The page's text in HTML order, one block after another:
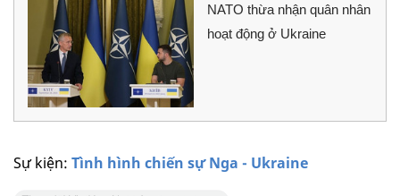
Sự kiện: Tình hình chiến sự Nga - Ukraine
NATO thừa nhận quân nhân
hoạt động ở Ukraine